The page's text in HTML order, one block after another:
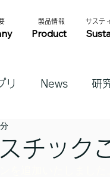
Product
​製品情報​​ サステ
リ News 研
チック